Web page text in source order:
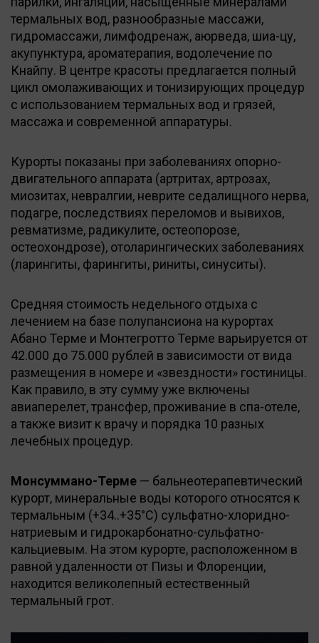
термальных вод, разнообразные массажи,
гидромассажи, лимфодренаж, аюрведа, шиа-цу,
акупунктура, ароматерапия, водолечение по
Кнайпу. В центре красоты предлагается полный
цикл омолаживающих и тонизирующих процедур
с использованием термальных вод и грязей,
массажа и современной аппаратуры.
Курорты показаны при заболеваниях опорно-
двигательного аппарата (артритах, артрозах,
миозитах, невралгии, неврите седалищного нерва,
подагре, последствиях переломов и вывихов,
ревматизме, радикулите, остеопорозе,
остеохондрозе), отоларингических заболеваниях
(ларингиты, фарингиты, риниты, синуситы).
Средняя стоимость недельного отдыха с
лечением на базе полупансиона на курортах
Абано Терме и Монтегротто Терме варьируется от
42.000 до 75.000 рублей в зависимости от вида
размещения в номере и «звездности» гостиницы.
Как правило, в эту сумму уже включены
авиаперелет, трансфер, проживание в спа-отеле,
а также визит к врачу и порядка 10 разных
лечебных процедур.
Монсуммано-Терме — бальнеотерапевтический
курорт, минеральные воды которого относятся к
термальным (+34..+35°С) сульфатно-хлоридно-
натриевым и гидрокарбонатно-сульфатно-
кальциевым. На этом курорте, расположенном в
равной удаленности от Пизы и Флоренции,
находится великолепный естественный
термальный грот.